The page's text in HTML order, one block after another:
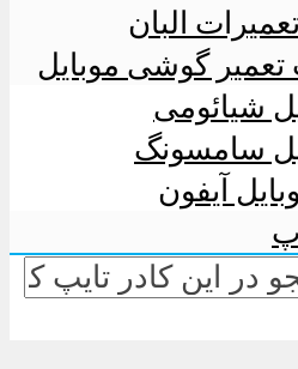
البان
گوشی موبایل
شیائومی
سامسونگ
آیفون